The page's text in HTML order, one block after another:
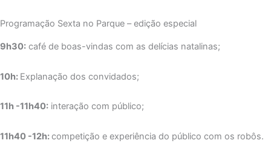
Programação Sexta no Parque – edição especial
9h30: café de boas-vindas com as delícias natalinas;
10h: Explanação dos convidados;
11h -11h40: interação com público;
11h40 -12h:competição e experiência do público com os robôs.